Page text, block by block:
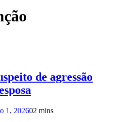
de agressão
1, 202602 mins